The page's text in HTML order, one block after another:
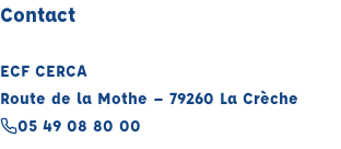
Contact
ECF CERCA
Route de la Mothe – 79260 La Crèche
05 49 08 80 00